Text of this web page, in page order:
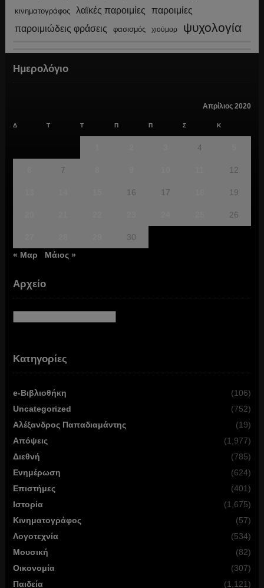
κινηματογράφος λαϊκές παροιμίες παροιμίες
παροιμιώδεις φράσεις φασισμός χιούμορ ψυχολογία
Ημερολόγιο
Απρίλιος 2020
Δ Τ Τ Π Π Σ Κ
4
7 12
16 17 19
26
30
« Μαρ
Μάιος »
Αρχείο
Κατηγορίες
e-Βιβλιοθήκη
(106)
Uncategorized
(752)
Αλέξανδρος Παπαδιαμάντης
(19)
Απόψεις
(1,977)
Διεθνή
(785)
Ενημέρωση
(624)
Επιστήμες
(401)
Ιστορία
(1,675)
Κινηματογράφος
(57)
Λογοτεχνία
(534)
Μουσική
(82)
Οικονομία
(307)
Παιδεία
(1,121)